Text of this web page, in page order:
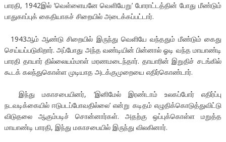
பாரதி, 1942இல் ‘வெள்ளையனே வெளியேறு’ போராட்டத்தின் போது மீண்டும்
பாதுகாப்புக் கைதியாகச் சிறையில் அடைக்கப்பட்டார்.
1943ஆம் ஆண்டு சிறையில் இருந்து வெளியே வந்ததும் மீண்டும் கைது
செய்யப்படுகிறார். அப்போது அந்த வண்டியின் பின்னால் ஓடி வந்த மாயாண்டி
பாரதி தாயார் தில்லையம்மாள் மரணமடைந்தார். தாயாரின் இறுதிச் சடங்கில்
கூடக் கலந்துகொள்ள முடியாத அடக்குமுறையை எதிர்கொண்டார்.
இந்து மகாசபையினர், ‘இனிமேல் இரண்டாம் உலகப்போர் எதிர்ப்பு
நடவடிக்கையில் ஈடுபடப்போவதில்லை’ என்று கடிதம் எழுதிக்கொடுத்துவிட்டு
விடுதலை ஆகும்படிச் சொன்னார்கள். அதற்கு ஒப்புக்கொள்ள மறுத்த
மாயாண்டி பாரதி, இந்து மகாசபையில் இருந்து விலகினார்.